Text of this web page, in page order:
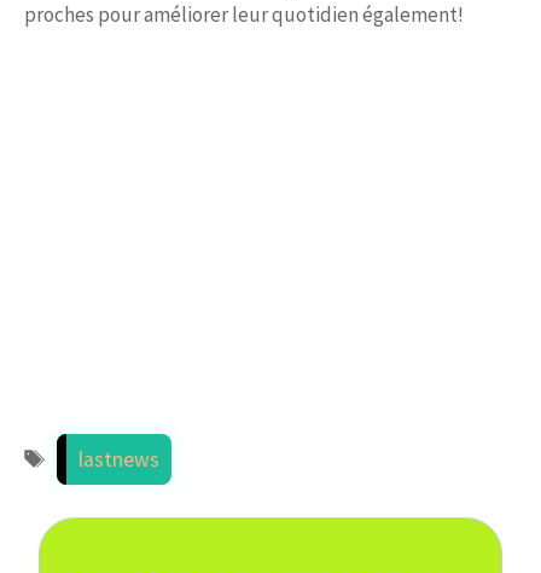
proches pour améliorer leur quotidien également!
Étiquettes
lastnews